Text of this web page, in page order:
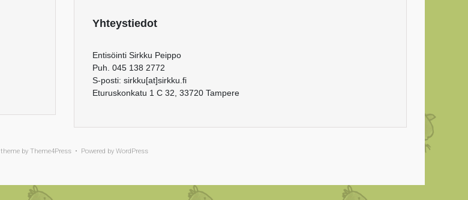
Yhteystiedot
Entisöinti Sirkku Peippo
Puh. 045 138 2772
S-posti: sirkku[at]sirkku.fi
Eturuskonkatu 1 C 32, 33720 Tampere
theme by Theme4Press • Powered by WordPress